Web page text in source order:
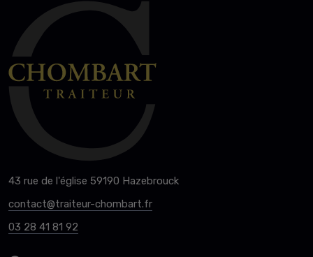
43 rue de l'église 59190 Hazebrouck
contact@traiteur-chombart.fr
03 28 41 81 92